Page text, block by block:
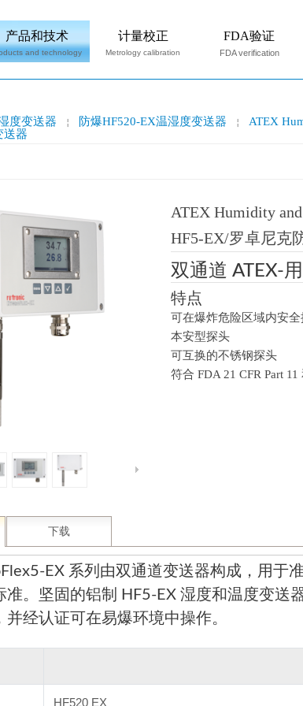
and technology Metrology calibration FDA verification
产品和技术 计量校正 FDA验证
度变送器 ￤ 防爆HF520-EX温湿度变送器 ￤
ATEX
送器
ATEX Humidity
HF5-EX/罗卓尼克
双通道 ATEX-
特点
可在爆炸危险区域内安全
本安型探头
可互换的不锈钢探头
符合 FDA 21 CFR Part
下载
EX 系列由双通道变送器构成，用于
准。坚固的铝制 HF5-EX 湿度和温度变送
并经认证可在易爆环境中操作。
HF520 EX